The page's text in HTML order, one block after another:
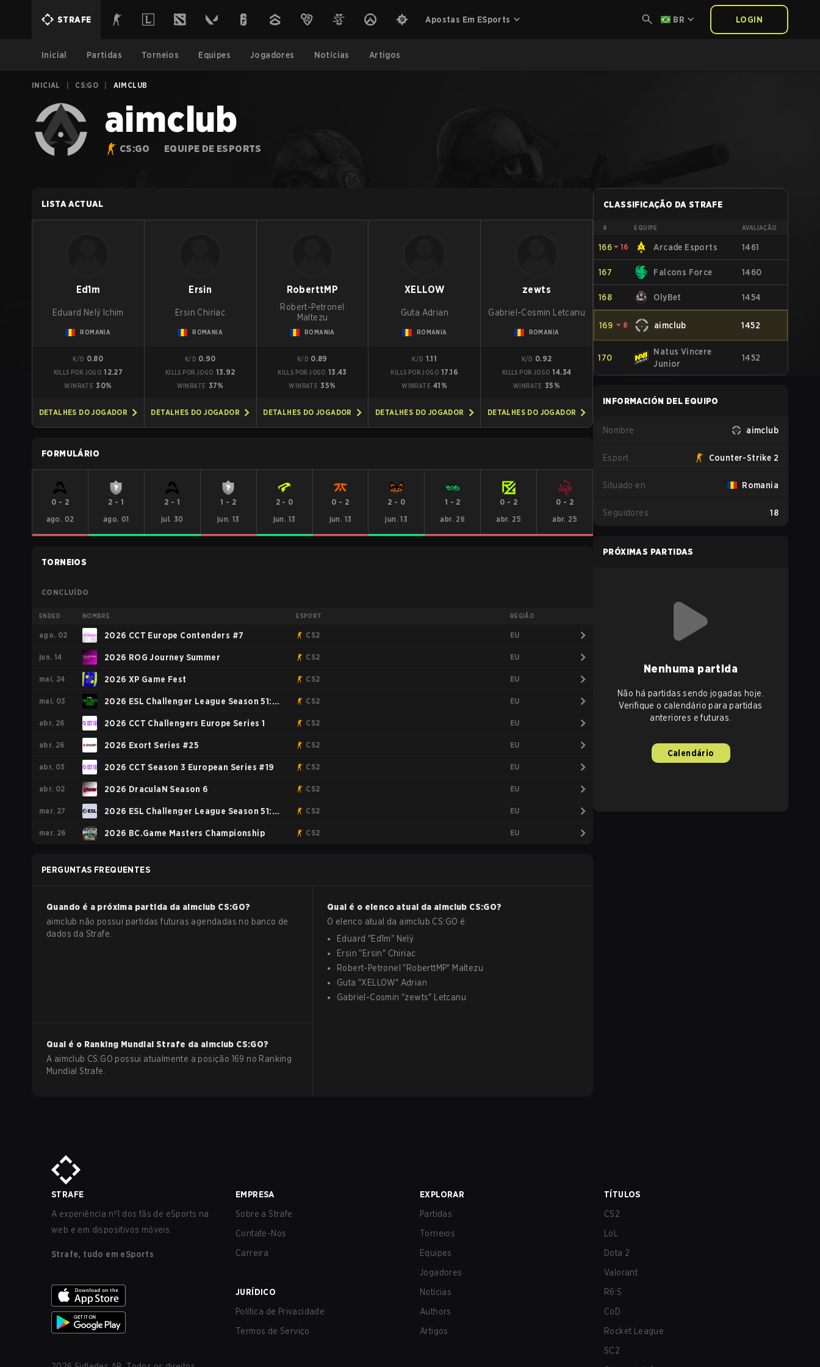
STRAFE Apostas Em ESports BR LOGIN
Inicial Partidas Torneios Equipes Jogadores Notícias Artigos
INICIAL CS:GO AIMCLUB
aimclub
CS:GO EQUIPE DE ESPORTS
LISTA ACTUAL
Ed1m
Eduard Nelÿ Ichim
ROMANIA
K/D 0.80
KILLS POR JOGO 12.27
WINRATE 30%
DETALHES DO JOGADOR
Ersin
Ersin Chiriac
ROMANIA
K/D 0.90
KILLS POR JOGO 13.92
WINRATE 37%
DETALHES DO JOGADOR
RoberttMP
Robert-Petronel
Maltezu
ROMANIA
K/D 0.89
KILLS POR JOGO 13.43
WINRATE 35%
DETALHES DO JOGADOR
XELLOW
Guta Adrian
ROMANIA
K/D 1.11
KILLS POR JOGO 17.16
WINRATE 41%
DETALHES DO JOGADOR
zewts
Gabriel-Cosmin Letcanu
ROMANIA
K/D 0.92
KILLS POR JOGO 14.34
WINRATE 35%
DETALHES DO JOGADOR
FORMULÁRIO
0 - 2
ago. 02
2 - 1
ago. 01
2 - 1
jul. 30
1 - 2
jun. 13
2- 0
jun. 13
0 - 2
jun. 13
2 - 0
jun. 13
1 - 2
abr. 26
0 - 2
abr. 25
0 - 2
abr. 25
TORNEIOS
CONCLUÍDO
ENDED NOMBRE ESPORT REGIÃO
ago. 02 2026 CCT Europe Contenders #7 CS2 EU
jun. 14 2026 ROG Journey Summer CS2 EU
mai. 24 2026 XP Game Fest CS2 EU
mai. 03 2026 ESL Challenger League Season 51:
Europe - Cup #4
CS2 EU
abr. 26 2026 CCT Challengers Europe Series 1 CS2 EU
abr. 26 2026 Exort Series #25 CS2 EU
abr. 03 2026 CCT Season 3 European Series #19 CS2 EU
abr. 02 2026 DraculaN Season 6 CS2 EU
mar. 27 2026 ESL Challenger League Season 51:
Europe - Cup #2
CS2 EU
mar. 26 2026 BC.Game Masters Championship CS2 EU
PERGUNTAS FREQUENTES
Quando é a próxima partida da aimclub CS:GO?
aimclub não possui partidas futuras agendadas no banco de
dados da Strafe.
Qual é o elenco atual da aimclub CS:GO?
O elenco atual da aimclub CS:GO é:
Eduard "Ed1m" Nelÿ
Ersin "Ersin" Chiriac
Robert-Petronel "RoberttMP" Maltezu
Guta "XELLOW" Adrian
Gabriel-Cosmin "zewts" Letcanu
Qual é o Ranking Mundial Strafe da aimclub CS:GO?
A aimclub CS:GO possui atualmente a posição 169 no Ranking
Mundial Strafe.
CLASSIFICAÇÃO DA STRAFE
# EQUIPE AVALIAÇÃO
166 ⏷ 16 Arcade Esports 1461
167 Falcons Force 1460
168 OlyBet 1454
169 ⏷ 8 aimclub 1452
170
Natus Vincere
Junior
1452
INFORMACIÓN DEL EQUIPO
Nombre aimclub
Esport Counter-Strike 2
Situado en Romania
Seguidores 18
PRÓXIMAS PARTIDAS
Nenhuma partida
Não há partidas sendo jogadas hoje.
Verifique o calendário para partidas
anteriores e futuras.
Calendário
STRAFE
A experiência nº1 dos fãs de eSports na
web e em dispositivos móveis.
Strafe, tudo em eSports
EMPRESA
Sobre a Strafe
Contate-Nos
Carreira
JURÍDICO
Política de Privacidade
Termos de Serviço
EXPLORAR
Partidas
Torneios
Equipes
Jogadores
Notícias
Authors
Artigos
TÍTULOS
CS2
LoL
Dota 2
Valorant
R6:S
CoD
Rocket League
SC2